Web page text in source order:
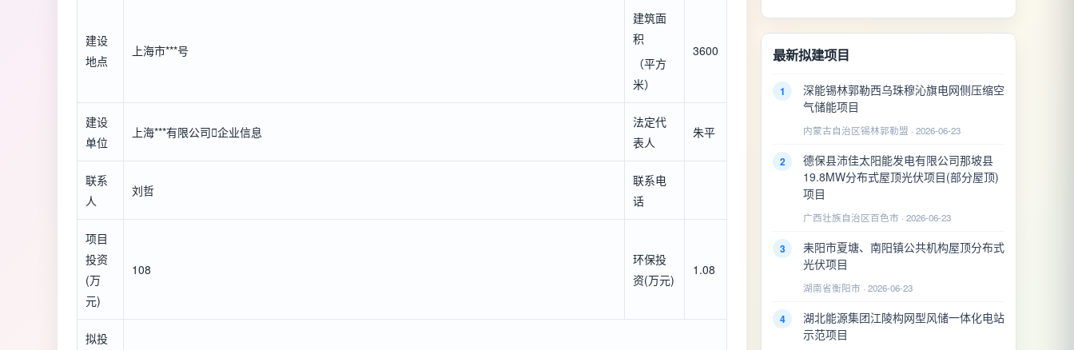
建设
地点
上海市***号
建筑面
积
（平方
米）
3600
建设
单位
上海***有限公司企业信息
法定代
表人
朱平
联系
人
刘哲
联系电
话
项目
投资
(万
元)
108
环保投
资(万元)
1.08
拟投
最新拟建项目
1
深能锡林郭勒西乌珠穆沁旗电网侧压缩空
气储能项目
内蒙古自治区锡林郭勒盟 · 2026-06-23
2
德保县沛佳太阳能发电有限公司那坡县
19.8MW分布式屋顶光伏项目(部分屋顶)
项目
广西壮族自治区百色市 · 2026-06-23
3
耒阳市夏塘、南阳镇公共机构屋顶分布式
光伏项目
湖南省衡阳市 · 2026-06-23
4
湖北能源集团江陵构网型风储一体化电站
示范项目